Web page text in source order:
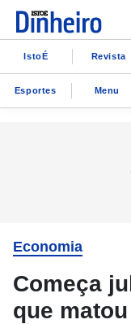
IstoÉ Revista
Esportes Menu
Economia
Começa
que